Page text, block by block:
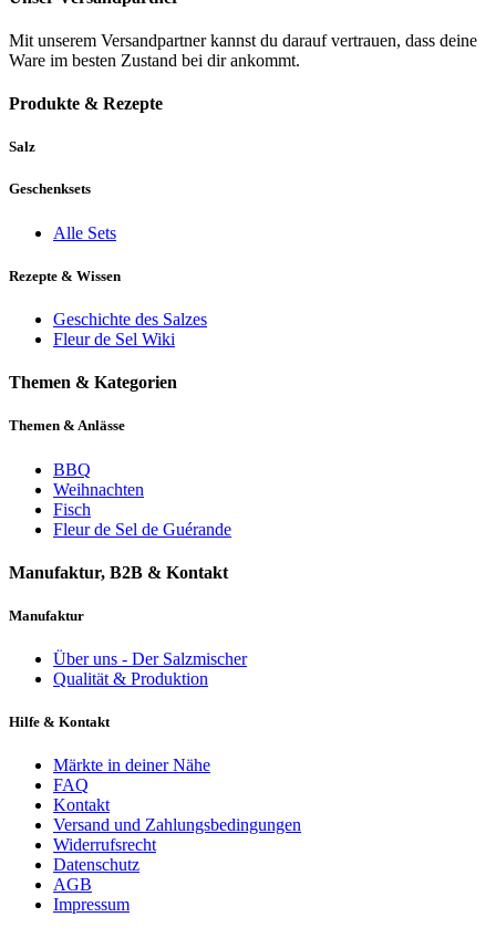
Mit unserem Versandpartner kannst du darauf vertrauen, dass deine
Ware im besten Zustand bei dir ankommt.
Produkte & Rezepte
Salz
Geschenksets
Alle Sets
Rezepte & Wissen
Geschichte des Salzes
Fleur de Sel Wiki
Themen & Kategorien
Themen & Anlässe
BBQ
Weihnachten
Fisch
Fleur de Sel de Guérande
Manufaktur, B2B & Kontakt
Manufaktur
Über uns - Der Salzmischer
Qualität & Produktion
Hilfe & Kontakt
Märkte in deiner Nähe
FAQ
Kontakt
Versand und Zahlungsbedingungen
Widerrufsrecht
Datenschutz
AGB
Impressum